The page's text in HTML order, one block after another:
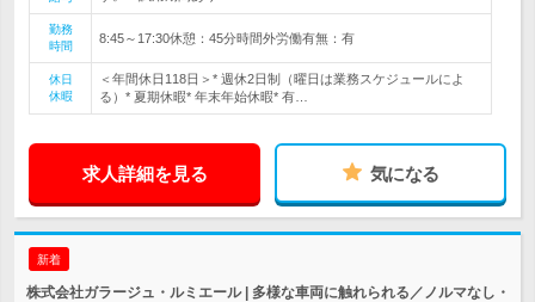
勤務
時間
8:45～17:30休憩：45分時間外労働有無：有
休日
休暇
＜年間休日118日＞* 週休2日制（曜日は業務スケジュールによ
る）* 夏期休暇* 年末年始休暇* 有…
求人詳細を見る 気になる
新着
株式会社ガラージュ・ルミエール | 多様な車両に触れられる／ノルマなし・